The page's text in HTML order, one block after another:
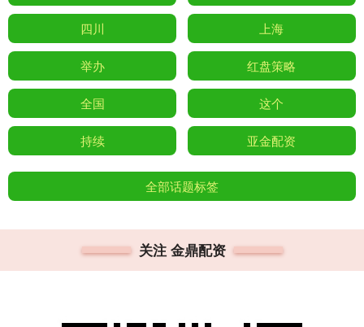
四川 上海
举办 红盘策略
全国 这个
持续 亚金配资
全部话题标签
关注 金鼎配资